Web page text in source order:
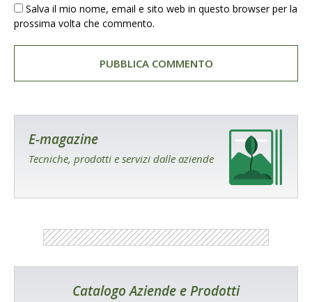
Salva il mio nome, email e sito web in questo browser per la
prossima volta che commento.
E-magazine
Tecniche, prodotti e servizi dalle aziende
Catalogo Aziende e Prodotti